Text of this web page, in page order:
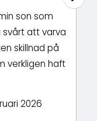
son som
svårt att varva
skillnad på
verkligen haft
2026